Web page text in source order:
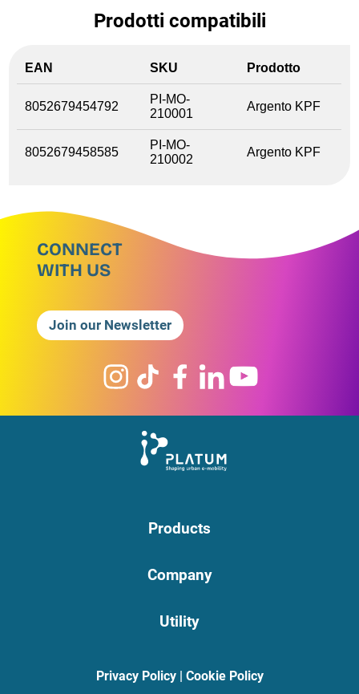
Prodotti compatibili
EAN SKU Prodotto
8052679454792
PI-MO-
210001
Argento KPF
8052679458585
PI-MO-
210002
Argento KPF
CONNECT
WITH US
Join our Newsletter
Products
Company
Utility
Privacy Policy| Cookie Policy